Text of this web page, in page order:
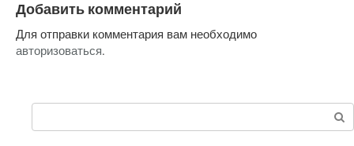
Добавить комментарий
Для отправки комментария вам необходимо
авторизоваться.
Поиск: